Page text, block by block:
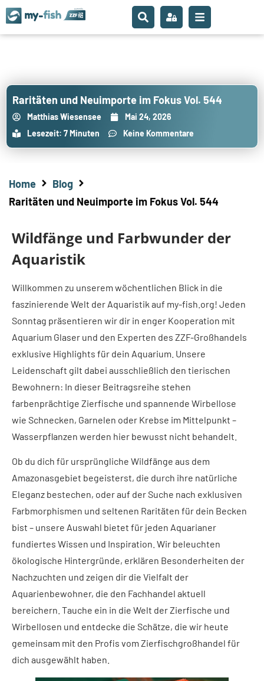
Raritäten und Neuimporte im Fokus Vol. 544
Matthias Wiesensee
Mai 24, 2026
Lesezeit: 7 Minuten
Keine Kommentare
Home
Blog
Raritäten und Neuimporte im Fokus Vol. 544
Wildfänge und Farbwunder der
Aquaristik
Willkommen zu unserem wöchentlichen Blick in die
faszinierende Welt der Aquaristik auf my-fish.org! Jeden
Sonntag präsentieren wir dir in enger Kooperation mit
Aquarium Glaser und den Experten des ZZF-Großhandels
exklusive Highlights für dein Aquarium. Unsere
Leidenschaft gilt dabei ausschließlich den tierischen
Bewohnern: In dieser Beitragsreihe stehen
farbenprächtige Zierfische und spannende Wirbellose
wie Schnecken, Garnelen oder Krebse im Mittelpunkt –
Wasserpflanzen werden hier bewusst nicht behandelt.
Ob du dich für ursprüngliche Wildfänge aus dem
Amazonasgebiet begeisterst, die durch ihre natürliche
Eleganz bestechen, oder auf der Suche nach exklusiven
Farbmorphismen und seltenen Raritäten für dein Becken
bist – unsere Auswahl bietet für jeden Aquarianer
fundiertes Wissen und Inspiration. Wir beleuchten
ökologische Hintergründe, erklären Besonderheiten der
Nachzuchten und zeigen dir die Vielfalt der
Aquarienbewohner, die den Fachhandel aktuell
bereichern. Tauche ein in die Welt der Zierfische und
Wirbellosen und entdecke die Schätze, die wir heute
gemeinsam mit den Profis vom Zierfischgroßhandel für
dich ausgewählt haben.